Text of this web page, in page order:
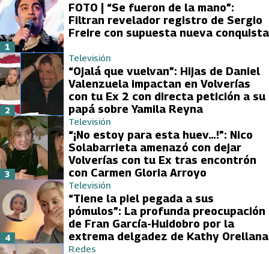
FOTO | “Se fueron de la mano”:
Filtran revelador registro de Sergio
Freire con supuesta nueva conquista
1
Televisión
“Ojalá que vuelvan”: Hijas de Daniel
Valenzuela impactan en Volverías
con tu Ex 2 con directa petición a su
papá sobre Yamila Reyna
2
Televisión
“¡No estoy para esta huev…!”: Nico
Solabarrieta amenazó con dejar
Volverías con tu Ex tras encontrón
con Carmen Gloria Arroyo
3
Televisión
“Tiene la piel pegada a sus
pómulos”: La profunda preocupación
de Fran García-Huidobro por la
extrema delgadez de Kathy Orellana
4
Redes